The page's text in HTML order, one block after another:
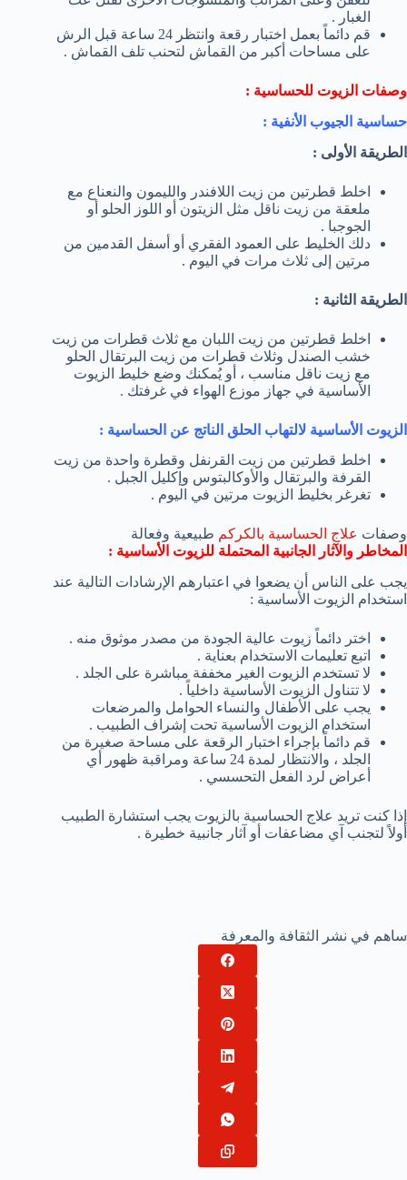
الغبار .
قم دائماً بعمل اختبار رقعة وانتظر 24 ساعة قبل الرش
على مساحات أكبر من القماش لتحنب تلف القماش .
وصفات الزيوت للحساسية :
حساسية الجيوب الأنفية :
الطريقة الأولى :
اخلط قطرتين من زيت اللافندر والليمون والنعناع مع
ملعقة من زيت ناقل مثل الزيتون أو اللوز الحلو أو
الجوجبا .
دلك الخليط على العمود الفقري أو أسفل القدمين من
مرتين إلى ثلاث مرات في اليوم .
الطريقة الثانية :
اخلط قطرتين من زيت اللبان مع ثلاث قطرات من زيت
خشب الصندل وثلاث قطرات من زيت البرتقال الحلو
مع زيت ناقل مناسب ، أو يُمكنك وضع خليط الزيوت
الأساسية في جهاز موزع الهواء في غرفتك .
الزيوت الأساسية لالتهاب الحلق الناتج عن الحساسية :
اخلط قطرتين من زيت القرنفل وقطرة واحدة من زيت
القرفة والبرتقال والأوكالبتوس وإكليل الجبل .
تغرغر بخليط الزيوت مرتين في اليوم .
وصفات علاج الحساسية بالكركم طبيعية وفعالة
المخاطر والآثار الجانبية المحتملة للزيوت الأساسية :
يجب على الناس أن يضعوا في اعتبارهم الإرشادات التالية عند
استخدام الزيوت الأساسية :
اختر دائماً زيوت عالية الجودة من مصدر موثوق منه .
اتبع تعليمات الاستخدام بعناية .
لا تستخدم الزيوت الغير مخففة مباشرة على الجلد .
لا تتناول الزيوت الأساسية داخلياً .
يجب على الأطفال والنساء الحوامل والمرضعات
استخدام الزيوت الأساسية تحت إشراف الطبيب .
قم دائماً بإجراء اختبار الرقعة على مساحة صغيرة من
الجلد ، والانتظار لمدة 24 ساعة ومراقبة ظهور أي
أعراض لرد الفعل التحسسي .
إذا كنت تريد علاج الحساسية بالزيوت يجب استشارة الطبيب
أولاً لتجنب آي مضاعفات أو آثار جانبية خطيرة .
ساهم في نشر الثقافة والمعرفة